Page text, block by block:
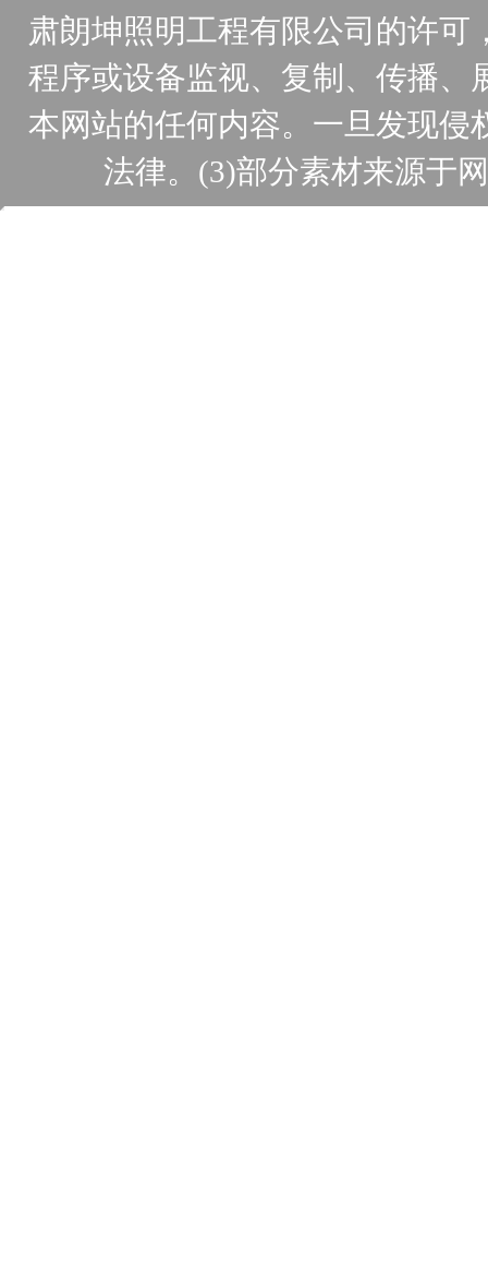
肃朗坤照明工程有限公司的许
程序或设备监视、复制、传播、
本网站的任何内容。一旦发现侵
法律。(3)部分素材来源于